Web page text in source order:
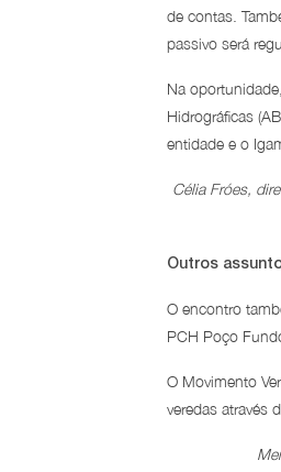
de contas.
passivo será
Na
Hidrográficas
entidade e o
Célia Fróes,
Outros
O encontro
PCH Poço
O Movimento
veredas através